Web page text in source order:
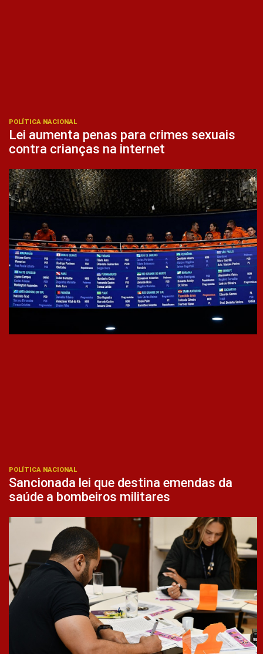
POLÍTICA NACIONAL
Lei aumenta penas para crimes sexuais
contra crianças na internet
POLÍTICA NACIONAL
Sancionada lei que destina emendas da
saúde a bombeiros militares